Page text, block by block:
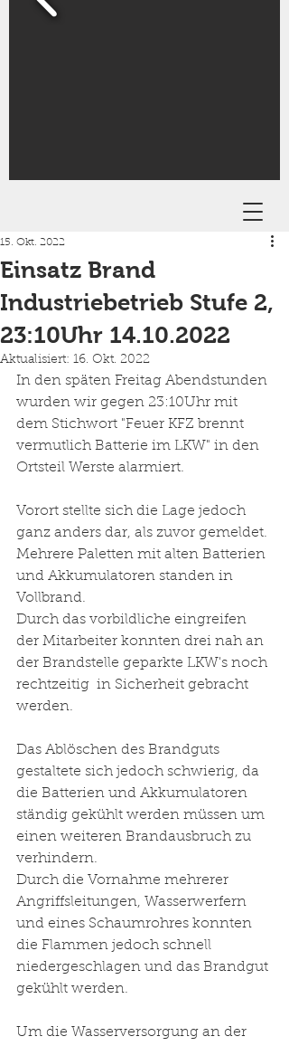
Einsatz Brand
Industriebetrieb Stufe 2,
23:10Uhr 14.10.2022
15. Okt. 2022
Aktualisiert: 16. Okt. 2022
In den späten Freitag Abendstunden
wurden wir gegen 23:10Uhr mit
dem Stichwort "Feuer KFZ brennt
vermutlich Batterie im LKW" in den
Ortsteil Werste alarmiert.
Vorort stellte sich die Lage jedoch
ganz anders dar, als zuvor gemeldet.
Mehrere Paletten mit alten Batterien
und Akkumulatoren standen in
Vollbrand.
Durch das vorbildliche eingreifen
der Mitarbeiter konnten drei nah an
der Brandstelle geparkte LKW's noch
rechtzeitig  in Sicherheit gebracht
werden.
Das Ablöschen des Brandguts
gestaltete sich jedoch schwierig, da
die Batterien und Akkumulatoren
ständig gekühlt werden müssen um
einen weiteren Brandausbruch zu
verhindern.
Durch die Vornahme mehrerer
Angriffsleitungen, Wasserwerfern
und eines Schaumrohres konnten
die Flammen jedoch schnell
niedergeschlagen und das Brandgut
gekühlt werden.
Um die Wasserversorgung an der